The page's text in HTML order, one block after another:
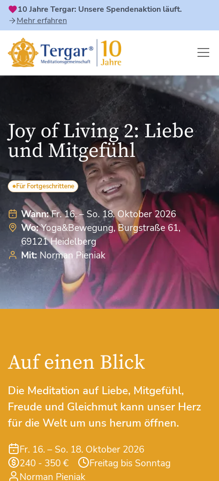
10 Jahre Tergar: Unsere Spendenaktion läuft.
Mehr erfahren
Joy of Living 2: Liebe
und Mitgefühl
Für Fortgeschrittene
Wann:Fr. 16. – So. 18. Oktober 2026
Wo:Yoga&Bewegung, Burgstraße 61,
69121 Heidelberg
Mit: Norman Pieniak
Auf einen Blick
Die Meditation auf Liebe, Mitgefühl,
Freude und Gleichmut kann unser Herz
für die Welt um uns herum öffnen.
Fr. 16. – So. 18. Oktober 2026
240 - 350 €
Freitag bis Sonntag
Norman Pieniak